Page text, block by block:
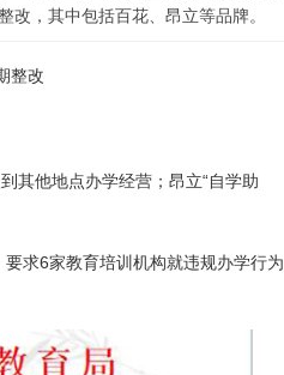
，其中包括百花、昂立等品牌。
整改
其他地点办学经营；昂立“自学助
求6家教育培训机构就违规办学行为